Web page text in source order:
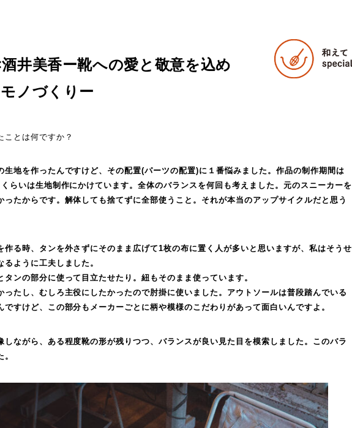
井美香ー靴への愛と敬意を込め
ノづくりー
ことは何ですか？
生地を作ったんですけど、その配置(パーツの配置)に１番悩みました。作品の制作期間は
らいは生地制作にかけています。全体のバランスを何回も考えました。元のスニーカーを
ったからです。解体しても捨てずに全部使うこと。それが本当のアップサイクルだと思う
作る時、タンを外さずにそのまま広げて1枚の布に置く人が多いと思いますが、私はそうせ
ように工夫しました。
ンの部分に使って目立たせたり。紐もそのまま使っています。
ったし、むしろ主役にしたかったので肘掛に使いました。アウトソールは普段踏んでいる
すけど、この部分もメーカーごとに柄や模様のこだわりがあって面白いんですよ。
しながら、ある程度靴の形が残りつつ、バランスが良い見た目を模索しました。このバラ